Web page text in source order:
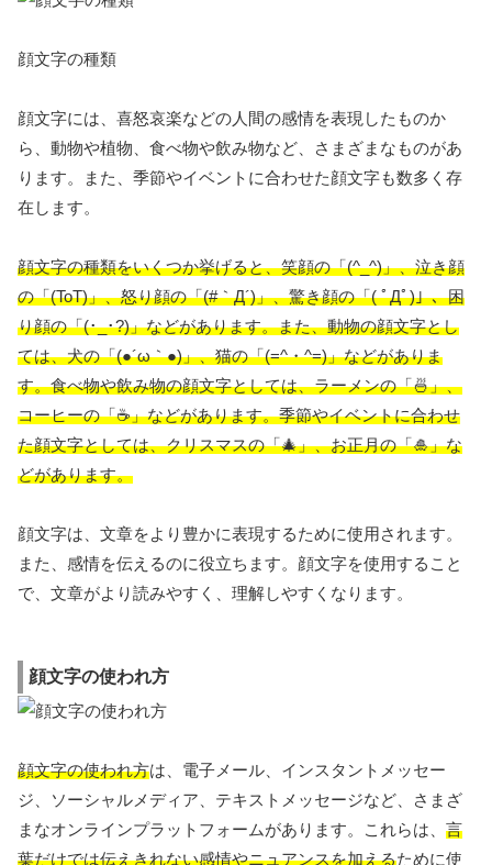
顔文字の種類
顔文字には、喜怒哀楽などの人間の感情を表現したものか
ら、動物や植物、食べ物や飲み物など、さまざまなものがあ
ります。また、季節やイベントに合わせた顔文字も数多く存
在します。
顔文字の種類をいくつか挙げると、笑顔の「(^_^)」、泣き顔
の「(ToT)」、怒り顔の「(#｀Д´)」、驚き顔の「( ﾟДﾟ)」、困
り顔の「(･_･?)」などがあります。また、動物の顔文字とし
ては、犬の「(●´ω｀●)」、猫の「(=^・^=)」などがありま
す。食べ物や飲み物の顔文字としては、ラーメンの「🍜」、
コーヒーの「☕」などがあります。季節やイベントに合わせ
た顔文字としては、クリスマスの「🎄」、お正月の「🎍」な
どがあります。
顔文字は、文章をより豊かに表現するために使用されます。
また、感情を伝えるのに役立ちます。顔文字を使用すること
で、文章がより読みやすく、理解しやすくなります。
顔文字の使われ方
顔文字の使われ方は、電子メール、インスタントメッセー
ジ、ソーシャルメディア、テキストメッセージなど、さまざ
まなオンラインプラットフォームがあります。これらは、 言
葉だけでは伝えきれない感情やニュアンスを加えるために使